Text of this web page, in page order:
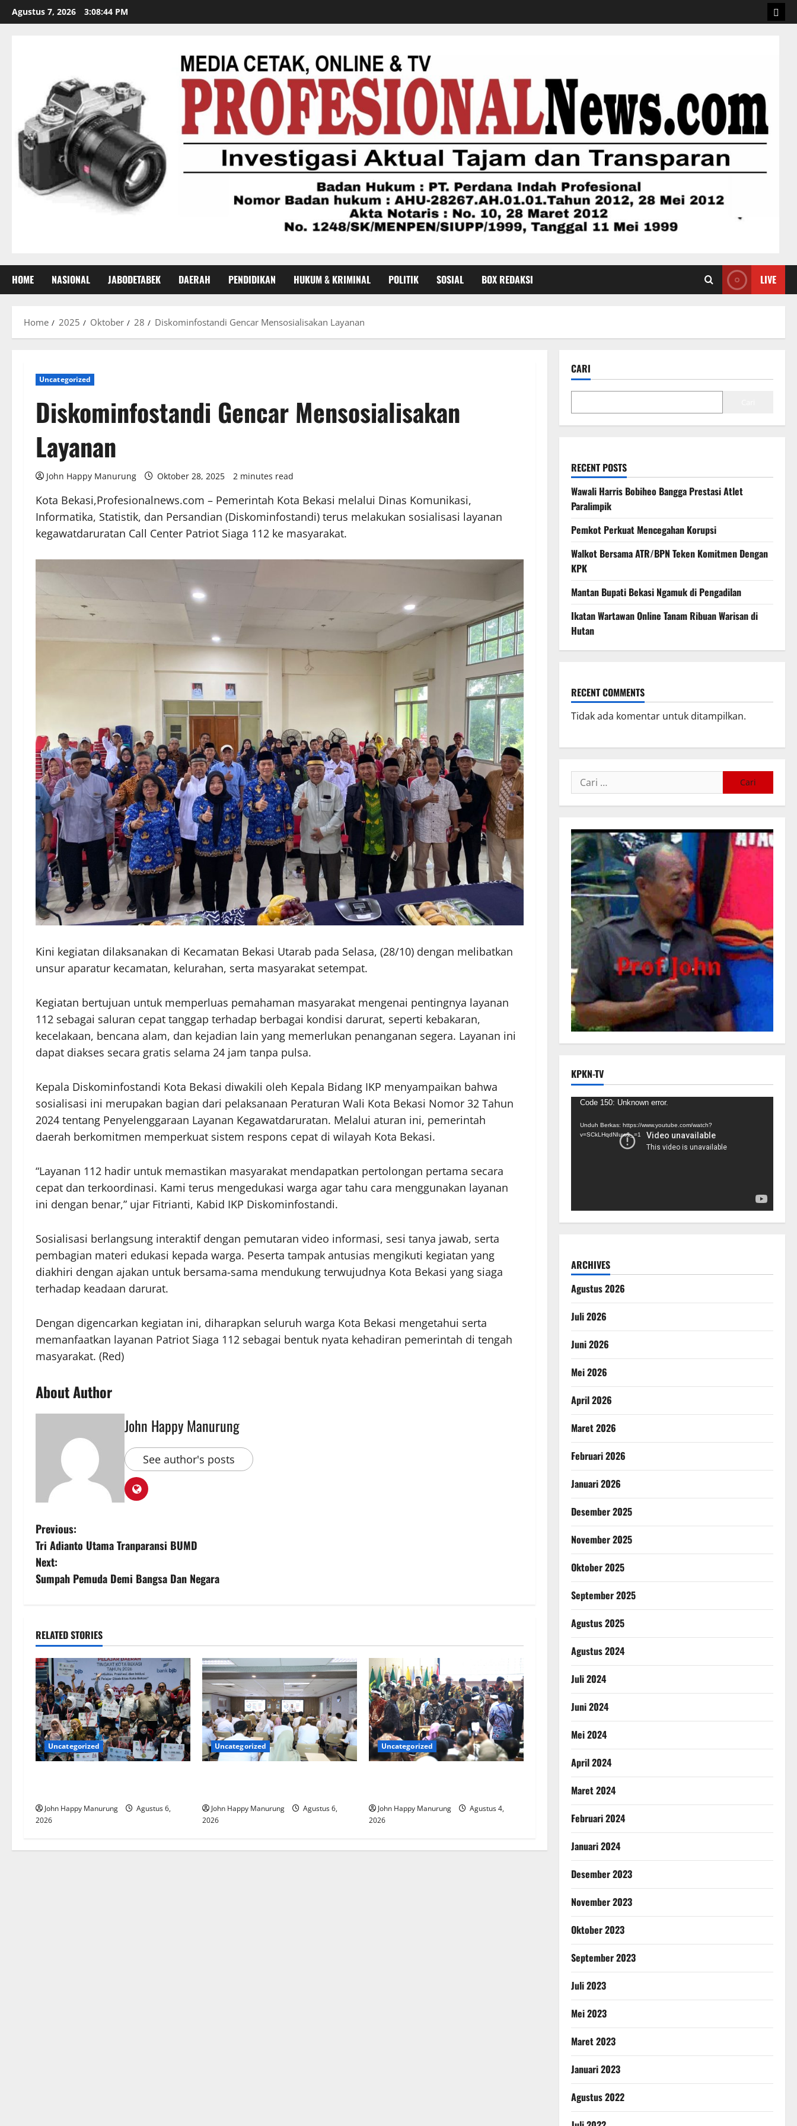
Agustus 7, 2026 3:08:46 PM
HOME NASIONAL JABODETABEK DAERAH PENDIDIKAN HUKUM & KRIMINAL POLITIK SOSIAL BOX REDAKSI LIVE
Home 2025 Oktober 28 Diskominfostandi Gencar Mensosialisakan Layanan
Uncategorized
Diskominfostandi Gencar Mensosialisakan
Layanan
John Happy Manurung Oktober 28, 2025 2 minutes read
Kota Bekasi,Profesionalnews.com – Pemerintah Kota Bekasi melalui Dinas Komunikasi,
Informatika, Statistik, dan Persandian (Diskominfostandi) terus melakukan sosialisasi layanan
kegawatdaruratan Call Center Patriot Siaga 112 ke masyarakat.
Kini kegiatan dilaksanakan di Kecamatan Bekasi Utarab pada Selasa, (28/10) dengan melibatkan
unsur aparatur kecamatan, kelurahan, serta masyarakat setempat.
Kegiatan bertujuan untuk memperluas pemahaman masyarakat mengenai pentingnya layanan
112 sebagai saluran cepat tanggap terhadap berbagai kondisi darurat, seperti kebakaran,
kecelakaan, bencana alam, dan kejadian lain yang memerlukan penanganan segera. Layanan ini
dapat diakses secara gratis selama 24 jam tanpa pulsa.
Kepala Diskominfostandi Kota Bekasi diwakili oleh Kepala Bidang IKP menyampaikan bahwa
sosialisasi ini merupakan bagian dari pelaksanaan Peraturan Wali Kota Bekasi Nomor 32 Tahun
2024 tentang Penyelenggaraan Layanan Kegawatdaruratan. Melalui aturan ini, pemerintah
daerah berkomitmen memperkuat sistem respons cepat di wilayah Kota Bekasi.
“Layanan 112 hadir untuk memastikan masyarakat mendapatkan pertolongan pertama secara
cepat dan terkoordinasi. Kami terus mengedukasi warga agar tahu cara menggunakan layanan
ini dengan benar,” ujar Fitrianti, Kabid IKP Diskominfostandi.
Sosialisasi berlangsung interaktif dengan pemutaran video informasi, sesi tanya jawab, serta
pembagian materi edukasi kepada warga. Peserta tampak antusias mengikuti kegiatan yang
diakhiri dengan ajakan untuk bersama-sama mendukung terwujudnya Kota Bekasi yang siaga
terhadap keadaan darurat.
Dengan digencarkan kegiatan ini, diharapkan seluruh warga Kota Bekasi mengetahui serta
memanfaatkan layanan Patriot Siaga 112 sebagai bentuk nyata kehadiran pemerintah di tengah
masyarakat. (Red)
About Author
John Happy Manurung
See author's posts
Previous:
Tri Adianto Utama Tranparansi BUMD
Next:
Sumpah Pemuda Demi Bangsa Dan Negara
RELATED STORIES
Uncategorized
John Happy Manurung
Agustus 6,
2026
Uncategorized
John Happy Manurung
Agustus 6,
2026
Uncategorized
John Happy Manurung
Agustus 4,
2026
CARI
RECENT POSTS
Wawali Harris Bobiheo Bangga Prestasi Atlet
Paralimpik
Pemkot Perkuat Mencegahan Korupsi
Walkot Bersama ATR/BPN Teken Komitmen Dengan
KPK
Mantan Bupati Bekasi Ngamuk di Pengadilan
Ikatan Wartawan Online Tanam Ribuan Warisan di
Hutan
RECENT COMMENTS
Tidak ada komentar untuk ditampilkan.
KPKN-TV
Pemutar
Code 150: Unknown error.
Unduh Berkas: https://www.youtube.com/watch?
v=SCkLHqdNIuw&_=1
ARCHIVES
Agustus 2026
Juli 2026
Juni 2026
Mei 2026
April 2026
Maret 2026
Februari 2026
Januari 2026
Desember 2025
November 2025
Oktober 2025
September 2025
Agustus 2025
Agustus 2024
Juli 2024
Juni 2024
Mei 2024
April 2024
Maret 2024
Februari 2024
Januari 2024
Desember 2023
November 2023
Oktober 2023
September 2023
Juli 2023
Mei 2023
Maret 2023
Januari 2023
Agustus 2022